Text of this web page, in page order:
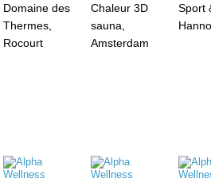
Domaine des
Thermes,
Rocourt
Chaleur 3D
sauna,
Amsterdam
Sport